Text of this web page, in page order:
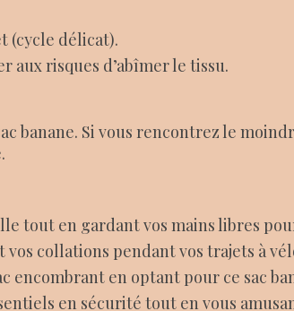
(cycle délicat).
aux risques d’abîmer le tissu.
banane. Si vous rencontrez le
tout en gardant vos mains libres
collations pendant vos trajets à
encombrant en optant pour ce sac
en sécurité tout en vous